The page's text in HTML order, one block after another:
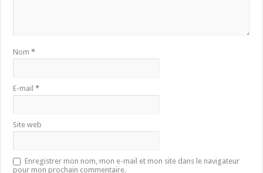
Nom*
E-mail*
Site web
Enregistrer mon nom, mon e-mail et mon site dans le navigateur
pour mon prochain commentaire.